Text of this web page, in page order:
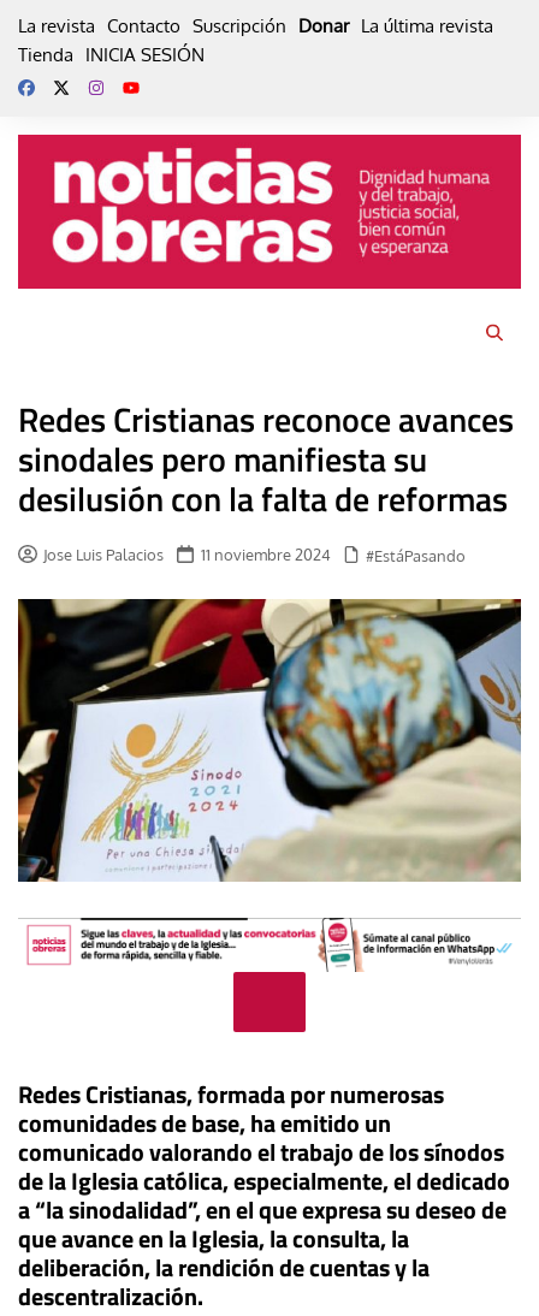
La revista Contacto Suscripción Donar La última revista
Tienda
INICIA SESIÓN
Redes Cristianas reconoce avances
sinodales pero manifiesta su
desilusión con la falta de reformas
Jose Luis Palacios 11 noviembre 2024 #EstáPasando
Redes Cristianas, formada por numerosas
comunidades de base, ha emitido un
comunicado valorando el trabajo de los sínodos
de la Iglesia católica, especialmente, el dedicado
a “la sinodalidad”, en el que expresa su deseo de
que avance en la Iglesia, la consulta, la
deliberación, la rendición de cuentas y la
descentralización.